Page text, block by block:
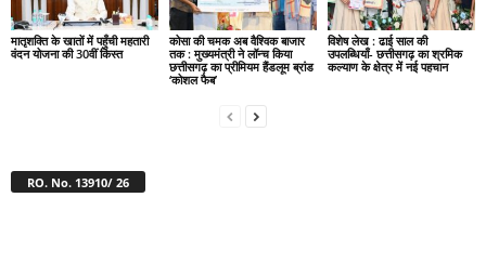
मातृशक्ति के खातों में पहुँची महतारी
वंदन योजना की 30वीं किस्त
कोसा की चमक अब वैश्विक बाजार
तक : मुख्यमंत्री ने लॉन्च किया
छत्तीसगढ़ का प्रीमियम हैंडलूम ब्रांड
‘कोशल फैब’
विशेष लेख : ढाई साल की
उपलब्धियाँ- छत्तीसगढ़ का श्रमिक
कल्याण के क्षेत्र में नई पहचान
RO. No. 13910/ 26